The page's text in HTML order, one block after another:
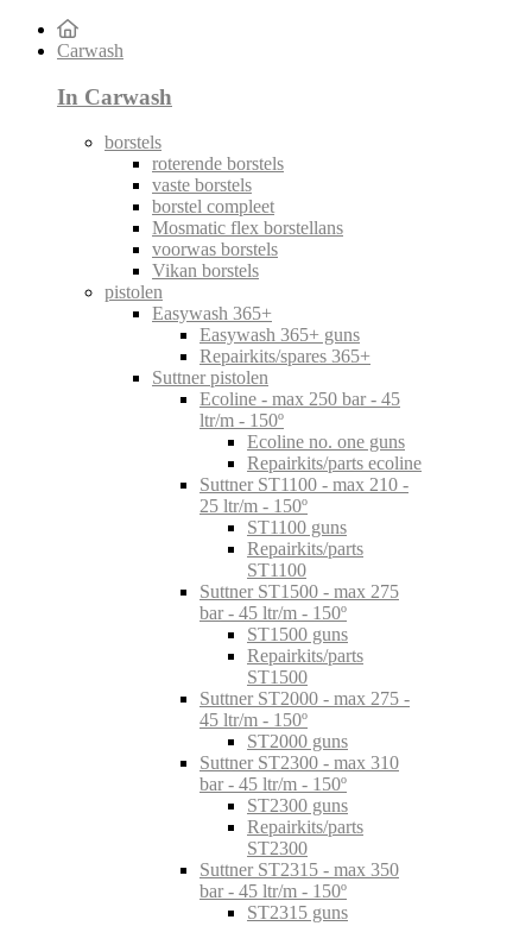
Carwash
In Carwash
borstels
roterende borstels
vaste borstels
borstel compleet
Mosmatic flex borstellans
voorwas borstels
Vikan borstels
pistolen
Easywash 365+
Easywash 365+ guns
Repairkits/spares 365+
Suttner pistolen
Ecoline - max 250 bar - 45
ltr/m - 150º
Ecoline no. one guns
Repairkits/parts ecoline
Suttner ST1100 - max 210 -
25 ltr/m - 150º
ST1100 guns
Repairkits/parts
ST1100
Suttner ST1500 - max 275
bar - 45 ltr/m - 150º
ST1500 guns
Repairkits/parts
ST1500
Suttner ST2000 - max 275 -
45 ltr/m - 150º
ST2000 guns
Suttner ST2300 - max 310
bar - 45 ltr/m - 150º
ST2300 guns
Repairkits/parts
ST2300
Suttner ST2315 - max 350
bar - 45 ltr/m - 150º
ST2315 guns